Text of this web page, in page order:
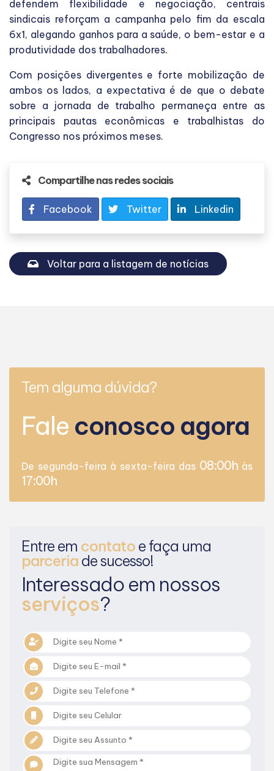
defendem flexibilidade e negociação, centrais
sindicais reforçam a campanha pelo fim da escala
6x1, alegando ganhos para a saúde, o bem-estar e a
produtividade dos trabalhadores.
Com posições divergentes e forte mobilização de
ambos os lados, a expectativa é de que o debate
sobre a jornada de trabalho permaneça entre as
principais pautas econômicas e trabalhistas do
Congresso nos próximos meses.
Compartilhe nas redes sociais
Facebook Twitter Linkedin
Voltar para a listagem de notícias
Tem alguma dúvida?
Fale conosco agora
De segunda-feira à sexta-feira das 08:00h às
17:00h
Entre em contato e faça uma
parceria de sucesso!
Interessado em nossos
serviços?